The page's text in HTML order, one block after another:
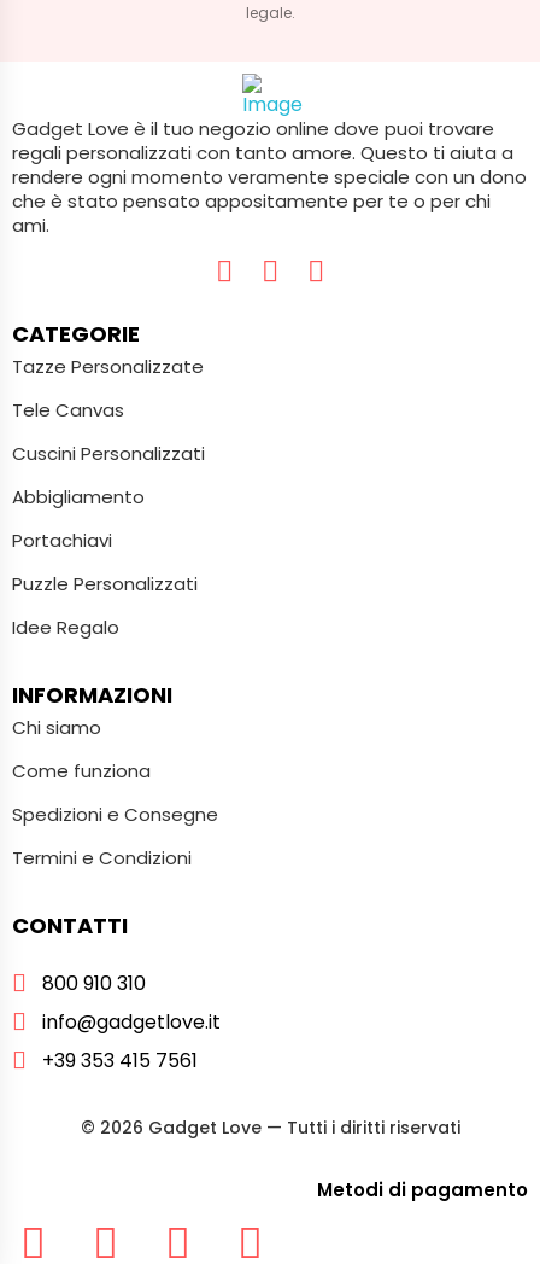
legale.
Gadget Love è il tuo negozio online dove puoi trovare
regali personalizzati con tanto amore. Questo ti aiuta a
rendere ogni momento veramente speciale con un dono
che è stato pensato appositamente per te o per chi
ami.
CATEGORIE
Tazze Personalizzate
Tele Canvas
Cuscini Personalizzati
Abbigliamento
Portachiavi
Puzzle Personalizzati
Idee Regalo
INFORMAZIONI
Chi siamo
Come funziona
Spedizioni e Consegne
Termini e Condizioni
CONTATTI
800 910 310
info@gadgetlove.it
+39 353 415 7561
© 2026 Gadget Love — Tutti i diritti riservati
Metodi di pagamento